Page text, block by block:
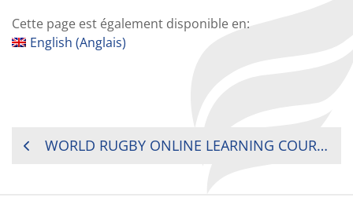
Cette page est également disponible en:
English (Anglais)
NAVIGATION
WORLD RUGBY ONLINE LEARNING COURSE